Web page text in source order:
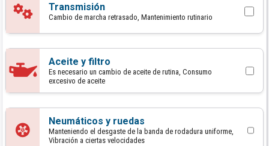
Transmisión
Cambio de marcha retrasado, Mantenimiento rutinario
Aceite y filtro
Es necesario un cambio de aceite de rutina, Consumo
excesivo de aceite
Neumáticos y ruedas
Manteniendo el desgaste de la banda de rodadura uniforme,
Vibración a ciertas velocidades